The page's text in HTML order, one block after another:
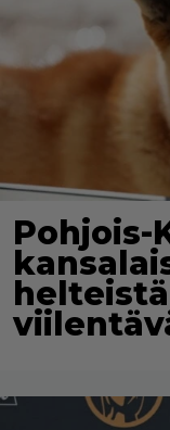
Pohjois-